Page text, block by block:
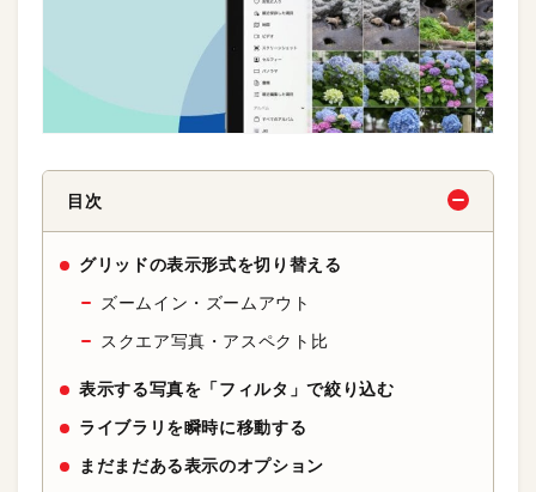
目次
グリッドの表示形式を切り替える
ズームイン・ズームアウト
スクエア写真・アスペクト比
表示する写真を「フィルタ」で絞り込む
ライブラリを瞬時に移動する
まだまだある表示のオプション